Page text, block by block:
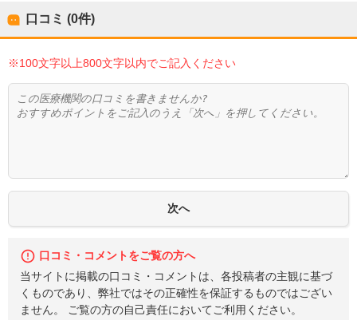
口コミ (0件)
※100文字以上800文字以内でご記入ください
口コミ・コメントをご覧の方へ
当サイトに掲載の口コミ・コメントは、各投稿者の主観に基づ
くものであり、弊社ではその正確性を保証するものではござい
ません。 ご覧の方の自己責任においてご利用ください。